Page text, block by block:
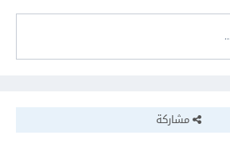
مشاركة